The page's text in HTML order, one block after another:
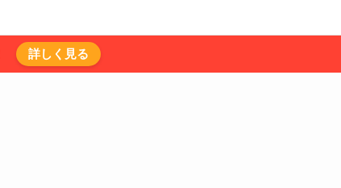
詳しく見る